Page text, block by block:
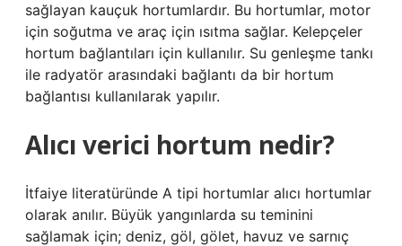
sağlayan kauçuk hortumlardır. Bu hortumlar, motor
için soğutma ve araç için ısıtma sağlar. Kelepçeler
hortum bağlantıları için kullanılır. Su genleşme tankı
ile radyatör arasındaki bağlantı da bir hortum
bağlantısı kullanılarak yapılır.
Alıcı verici hortum nedir?
İtfaiye literatüründe A tipi hortumlar alıcı hortumlar
olarak anılır. Büyük yangınlarda su teminini
sağlamak için; deniz, göl, gölet, havuz ve sarnıç